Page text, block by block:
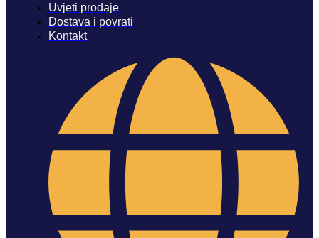
Uvjeti prodaje
Dostava i povrati
Kontakt